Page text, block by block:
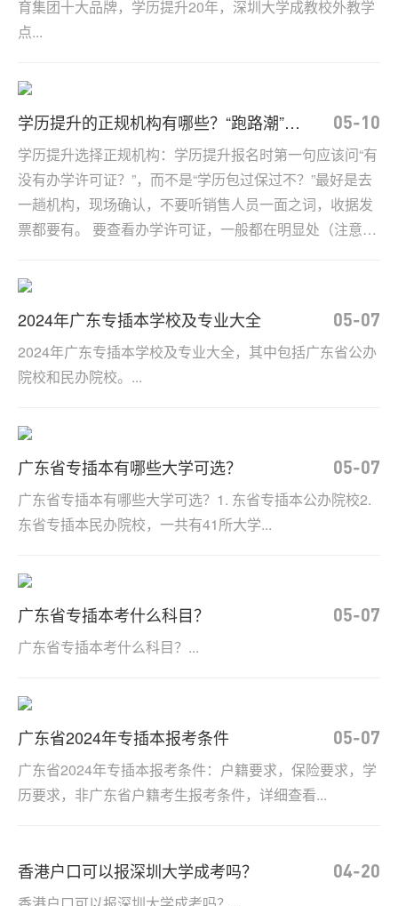
育集团十大品牌，学历提升20年，深圳大学成教校外教学
点...
学历提升的正规机构有哪些？“跑路潮”到
来，谨防吃亏！
05-10
学历提升选择正规机构：学历提升报名时第一句应该问“有
没有办学许可证？”，而不是“学历包过保过不？”最好是去
一趟机构，现场确认，不要听销售人员一面之词，收据发
票都要有。 要查看办学许可证，一般都在明显处（注意：
果只是一间二间办公室，那学员应该高度警惕啦。...
2024年广东专插本学校及专业大全 05-07
2024年广东专插本学校及专业大全，其中包括广东省公办
院校和民办院校。...
广东省专插本有哪些大学可选？ 05-07
广东省专插本有哪些大学可选？1. 东省专插本公办院校2.
东省专插本民办院校，一共有41所大学...
广东省专插本考什么科目？ 05-07
广东省专插本考什么科目？...
广东省2024年专插本报考条件 05-07
广东省2024年专插本报考条件：户籍要求，保险要求，学
历要求，非广东省户籍考生报考条件，详细查看...
香港户口可以报深圳大学成考吗？ 04-20